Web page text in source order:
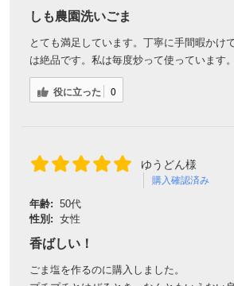
しも農園洗いごま
とても満足しています。丁寧に手間暇かけ
は絶品です。私は毎度炒って使っています
役に立った 0
ゆうどん様
購入確認済み
年齢: 50代
性別: 女性
香ばしい！
ごま塩を作るのに購入しました。